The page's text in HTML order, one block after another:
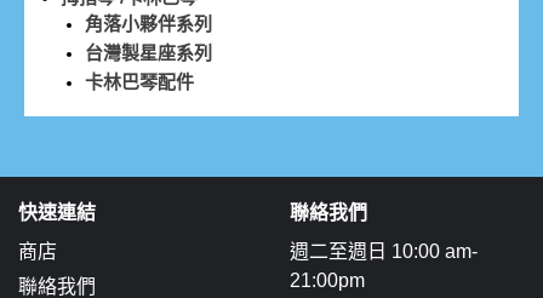
角落小夥伴系列
台灣製星座系列
卡林巴琴配件
快速連結
商店
聯絡我們
聯絡我們
週二至週日 10:00 am-
21:00pm